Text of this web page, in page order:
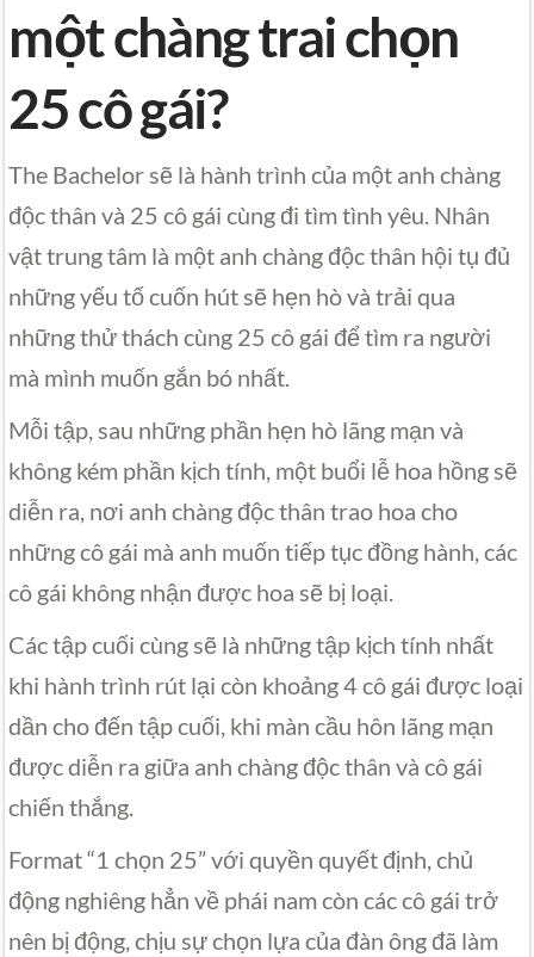
một chàng trai chọn
25 cô gái?
The Bachelor sẽ là hành trình của một anh chàng
độc thân và 25 cô gái cùng đi tìm tình yêu. Nhân
vật trung tâm là một anh chàng độc thân hội tụ đủ
những yếu tố cuốn hút sẽ hẹn hò và trải qua
những thử thách cùng 25 cô gái để tìm ra người
mà mình muốn gắn bó nhất.
Mỗi tập, sau những phần hẹn hò lãng mạn và
không kém phần kịch tính, một buổi lễ hoa hồng sẽ
diễn ra, nơi anh chàng độc thân trao hoa cho
những cô gái mà anh muốn tiếp tục đồng hành, các
cô gái không nhận được hoa sẽ bị loại.
Các tập cuối cùng sẽ là những tập kịch tính nhất
khi hành trình rút lại còn khoảng 4 cô gái được loại
dần cho đến tập cuối, khi màn cầu hôn lãng mạn
được diễn ra giữa anh chàng độc thân và cô gái
chiến thắng.
Format “1 chọn 25” với quyền quyết định, chủ
động nghiêng hẳn về phái nam còn các cô gái trở
nên bị động, chịu sự chọn lựa của đàn ông đã làm